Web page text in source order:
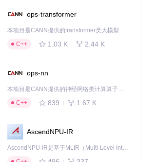
ops-transformer
本项目是CANN提供的transformer类大模型算子库，实现网络在NPU上加速计算。
C++
1.03 K 2.44 K
ops-nn
本项目是CANN提供的神经网络类计算算子库，实现网络在NPU上加速计算。
C++
839 1.67 K
AscendNPU-IR
AscendNPU-IR是基于MLIR（Multi-Level Intermediate Representation）构建的，面向昇腾亲和算子编译时使用的中间表示，提供昇腾完备表达能力，通过编译优化提升昇腾AI处理器计算效率，支持通过生态框架使能昇腾AI处理器与深度调优